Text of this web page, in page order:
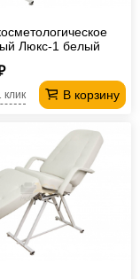
Люкс-1 белый
В корзину
клик